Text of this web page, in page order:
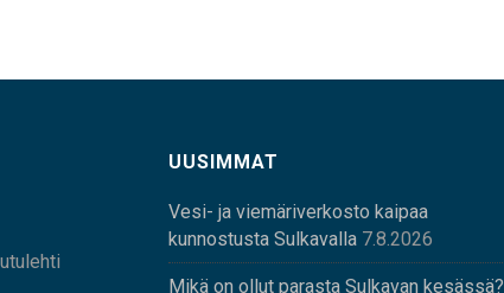
UUSIMMAT
Vesi- ja viemäriverkosto kaipaa
kunnostusta Sulkavalla 7.8.2026
Mikä on ollut parasta Sulkavan kesässä?